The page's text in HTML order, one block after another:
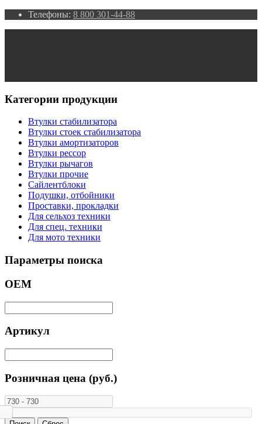
Телефоны: 8 800 301-44-88
Категории продукции
Втулки стабилизатора
Втулки стоек стабилизатора
Втулки амортизаторов
Втулки рессор
Втулки рычагов
Втулки прочие
Сайлентблоки
Подушки, отбойники
Проставки, прокладки
Для сельхоз техники
Для спец. техники
Для мото техники
Параметры поиска
ОЕМ
Артикул
Розничная цена (руб.)